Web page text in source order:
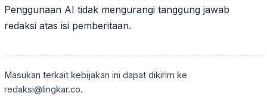
Penggunaan AI tidak mengurangi tanggung jawab
redaksi atas isi pemberitaan.
Masukan terkait kebijakan ini dapat dikirim ke
redaksi@lingkar.co.